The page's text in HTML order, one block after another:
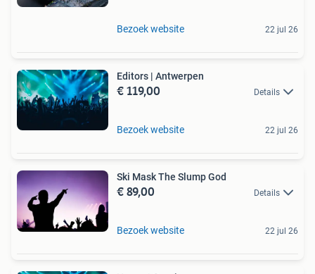
Bezoek website 22 jul 26
Editors | Antwerpen
€ 119,00 Details
Bezoek website 22 jul 26
Ski Mask The Slump God
€ 89,00 Details
Bezoek website 22 jul 26